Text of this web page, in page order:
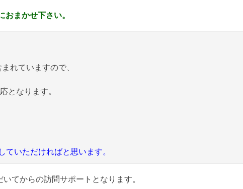
まかせ下さい。
れていますので、
となります。
いただければと思います。
てからの訪問サポートとなります。